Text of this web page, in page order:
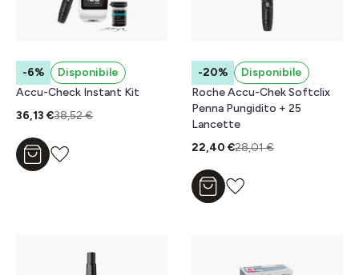
-6%
Disponibile
Accu-Check Instant Kit
36,13 €38,52 €
Aggiungi al carrello
-20%
Disponibile
Roche Accu-Chek Softclix
Penna Pungidito + 25
Lancette
22,40 €28,01 €
Aggiungi al carrello